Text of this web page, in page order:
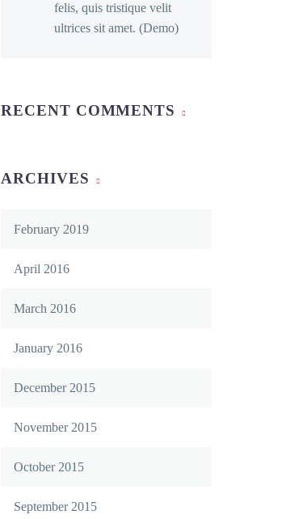
felis, quis tristique velit
ultrices sit amet. (Demo)
RECENT COMMENTS
ARCHIVES
February 2019
April 2016
March 2016
January 2016
December 2015
November 2015
October 2015
September 2015